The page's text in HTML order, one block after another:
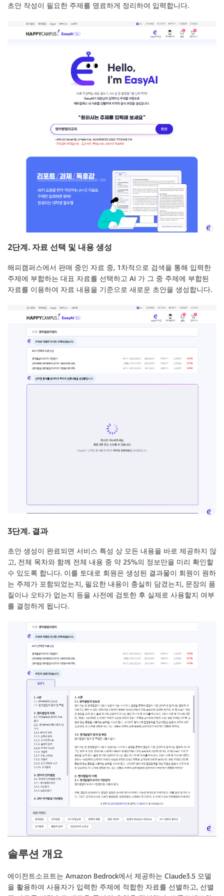
초안 작성이 필요한 주제를 명료하게 정리하여 입력합니다.
2단계. 자료 선택 및 내용 생성
해피캠퍼스에서 판매 중인 자료 중, 1차적으로 검색을 통해 입력한
주제에 부합하는 대표 자료를 선택하고 AI 가 그 중 주제에 부합된
자료를 이용하여 자료 내용을 기준으로 새로운 초안을 생성합니다.
3단계. 결과
초안 생성이 완료되면 서비스 특성 상 모든 내용을 바로 제공하지 않
고, 전체 목차와 함께 전체 내용 중 약 25%의 정보만을 미리 확인할
수 있도록 합니다. 이를 토대로 회원은 생성된 결과물이 회원이 원하
는 주제가 포함되었는지, 필요한 내용이 충실히 담겼는지, 문장의 품
질이나 오타가 없는지 등을 사전에 검토한 후 실제로 사용할지 여부
를 결정하게 됩니다.
솔루션 개요
에이전트소프트는 Amazon Bedrock에서 제공하는 Claude3.5 모델
을 활용하여 사용자가 입력한 주제에 적합한 자료를 선별하고, 선별